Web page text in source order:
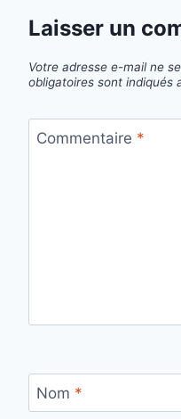
Laisser un
Votre adresse e-mail ne
obligatoires sont indiqués
Commentaire *
Nom *